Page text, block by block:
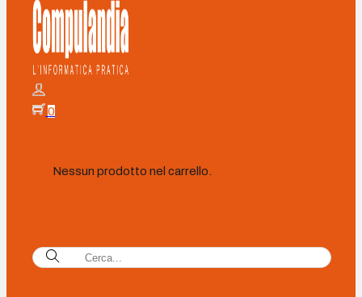
0
Nessun prodotto nel carrello.